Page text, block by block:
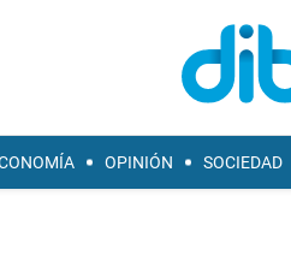
OPINIÓN SOCIEDAD